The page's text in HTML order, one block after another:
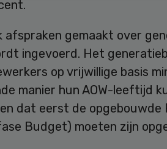
afspraken gemaakt over
ingevoerd. Het
op vrijwillige basis
manier hun AOW-leeftijd
dat eerst de opgebouwde
Budget) moeten zijn